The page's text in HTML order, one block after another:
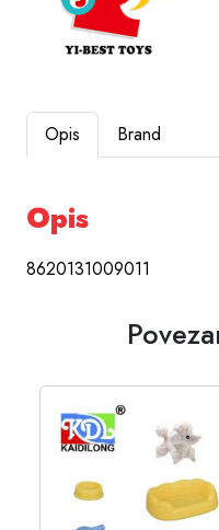
Opis Brand
Opis
8620131009011